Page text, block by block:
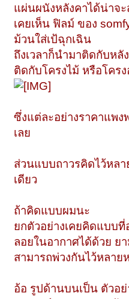
แผ่นผนังหลังคาได้น่าจะ
เคยเห็น ฟิลม์ ของ
ม้วนใส่เป้ฉุกเฉิน
ถึงเวลาก็นำมาติดกับหลั
ติดกับโครงไม้ หรือโครง
ซึ่งแต่ละอย่างราคาแพง
เลย
ส่วนแบบถาวรคิดไว้หล
เดียว
ถ้าคิดแบบผมนะ
ยกตัวอย่างเคยคิดแบบ
ลอยในอากาศได้ด้วย ย
สามารถพ่วงกันไว้หลาย
อ้อ รูปด้านบนเป็น ตัวอย่